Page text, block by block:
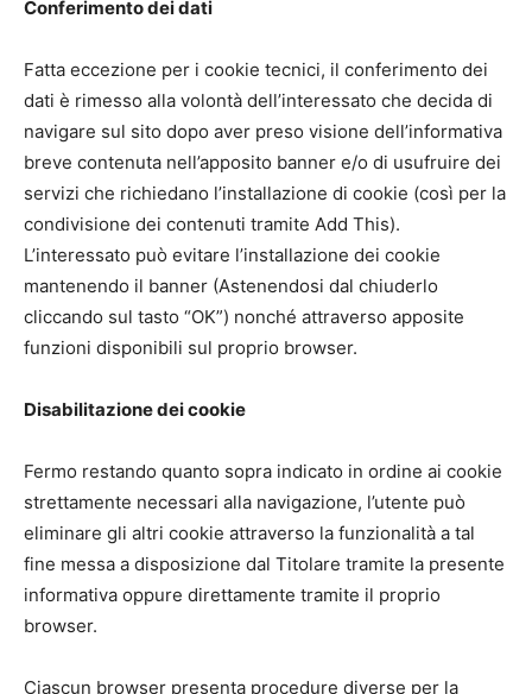
Conferimento dei dati
Fatta eccezione per i cookie tecnici, il conferimento dei
dati è rimesso alla volontà dell’interessato che decida di
navigare sul sito dopo aver preso visione dell’informativa
breve contenuta nell’apposito banner e/o di usufruire dei
servizi che richiedano l’installazione di cookie (così per la
condivisione dei contenuti tramite Add This).
L’interessato può evitare l’installazione dei cookie
mantenendo il banner (Astenendosi dal chiuderlo
cliccando sul tasto “OK”) nonché attraverso apposite
funzioni disponibili sul proprio browser.
Disabilitazione dei cookie
Fermo restando quanto sopra indicato in ordine ai cookie
strettamente necessari alla navigazione, l’utente può
eliminare gli altri cookie attraverso la funzionalità a tal
fine messa a disposizione dal Titolare tramite la presente
informativa oppure direttamente tramite il proprio
browser.
Ciascun browser presenta procedure diverse per la